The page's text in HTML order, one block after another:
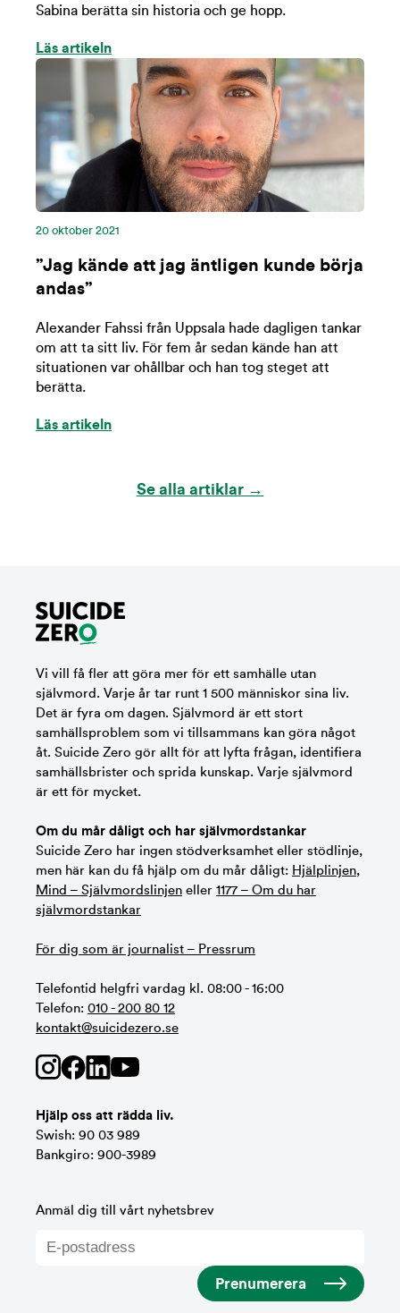
Sabina berätta sin historia och ge hopp.
Läs artikeln
20 oktober 2021
”Jag kände att jag äntligen kunde börja
andas”
Alexander Fahssi från Uppsala hade dagligen tankar
om att ta sitt liv. För fem år sedan kände han att
situationen var ohållbar och han tog steget att
berätta.
Läs artikeln
Se alla artiklar →
Vi vill få fler att göra mer för ett samhälle utan
självmord. Varje år tar runt 1 500 människor sina liv.
Det är fyra om dagen. Självmord är ett stort
samhällsproblem som vi tillsammans kan göra något
åt. Suicide Zero gör allt för att lyfta frågan, identifiera
samhällsbrister och sprida kunskap. Varje självmord
är ett för mycket.
Om du mår dåligt och har självmordstankar
Suicide Zero har ingen stödverksamhet eller stödlinje,
men här kan du få hjälp om du mår dåligt: Hjälplinjen,
Mind – Självmordslinjen eller 1177 – Om du har
självmordstankar
För dig som är journalist – Pressrum
Telefontid helgfri vardag kl. 08:00 - 16:00
Telefon: 010 - 200 80 12
kontakt@suicidezero.se
Hjälp oss att rädda liv.
Swish: 90 03 989
Bankgiro: 900-3989
Anmäl dig till vårt nyhetsbrev
Prenumerera